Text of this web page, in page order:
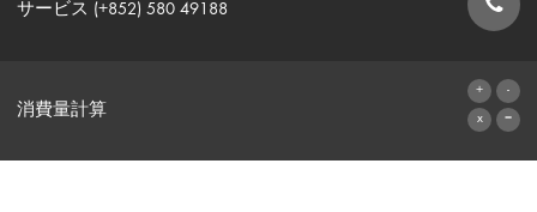
サービス (+852) 580 49188
消費量計算